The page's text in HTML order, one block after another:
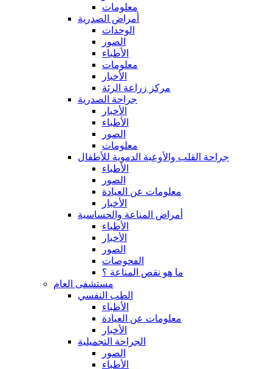
معلومات
أمراض الصدرية
الوحدات
الصور
الأطباء
معلومات
الأخبار
مركز زراعة الرئة
جراحة الصدرية
الأخبار
الأطباء
الصور
معلومات
جراحة القلب والأوعية الدموية للأطفال
الأطباء
الصور
معلومات عن العيادة
الأخبار
أمراض المناعة والحساسية
الأطباء
الأخبار
الصور
الفحوصات
ما هو نقص المناعة ؟
مستشفى العام
الطب النفسي
الأطباء
معلومات عن العيادة
الأخبار
الجراحة التجميلية
الصور
الأطباء